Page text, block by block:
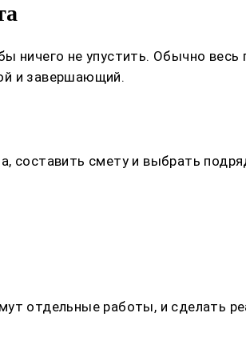
ничего не упустить. Обычно
и завершающий.
составить смету и выбрать
отдельные работы, и сделать